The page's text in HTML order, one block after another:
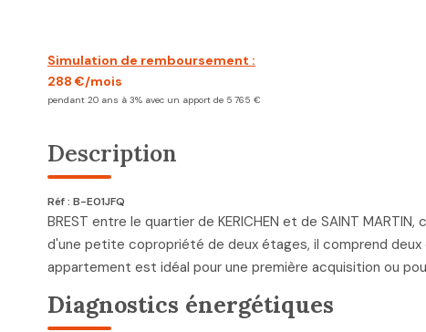
Simulation de remboursement :
288 €/mois
pendant 20 ans à 3% avec un apport de 5 765 €
Description
Réf : B-E01JFQ
BREST entre le quartier de KERICHEN et de SAINT
d'une petite copropriété de deux étages, il comprend
appartement est idéal pour une première acquisition ou
Diagnostics énergétiques